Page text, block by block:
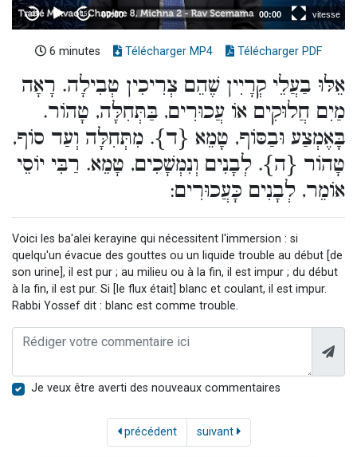
6 minutes Télécharger MP4 Télécharger PDF
אֵלּוּ בַעֲלֵי קְרָיִין שֶׁהֵם צְרִיכִין טְבִילָה. רָאָה
מַיִם חֲלוּקִים אוֹ עֲכוּרִים, בַּתְּחִלָּה, טָהוֹר.
בָּאֶמְצַע וּבַסּוֹף, טָמֵא {ד}. מִתְּחִלָּה וְעַד סוֹף,
טָהוֹר {ה}. לְבָנִים וְנִמְשָׁכִים, טָמֵא. רַבִּי יוֹסֵי
אוֹמֵר, לְבָנִים כָּעֲכוּרִים:
Voici les ba'alei kerayine qui nécessitent l'immersion : si
quelqu'un évacue des gouttes ou un liquide trouble au début [de
son urine], il est pur ; au milieu ou à la fin, il est impur ; du début
à la fin, il est pur. Si [le flux était] blanc et coulant, il est impur.
Rabbi Yossef dit : blanc est comme trouble.
Je veux être averti des nouveaux commentaires
précédent suivant